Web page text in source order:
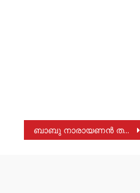
ബാബു നാരായണൻ തന്ത്രികളുടെ സംസ്കാരം നാളെ